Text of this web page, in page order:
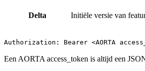
Delta Initiële versie van
Authorization: Bearer <AORTA
Een AORTA access_token is altijd een